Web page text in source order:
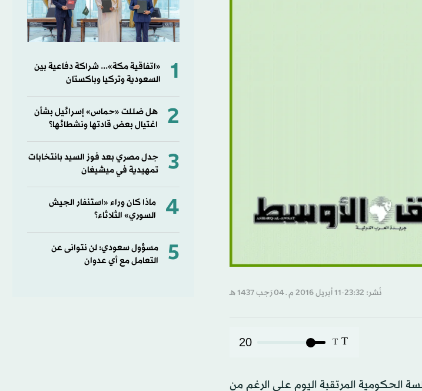
نُشر: 23:32-11 أبريل 2016 م ـ 04 رَجب 1437 هـ
T
T
20
الحكومية المرتقبة اليوم على الرغم من
1
«اتفاقية مكة»... شراكة دفاعية بين
السعودية وتركيا وباكستان
2
هل ضللت «حماس» إسرائيل بشأن
اغتيال بعض قادتها ونشطائها؟
3
جدل مصري بعد فوز السيد بانتخابات
تمهيدية في ميشيغان
4
ماذا كان وراء «استنفار الجيش
السوري» الثلاثاء؟
5
مسؤول سعودي: لن نتوانى عن
التعامل مع أي عدوان